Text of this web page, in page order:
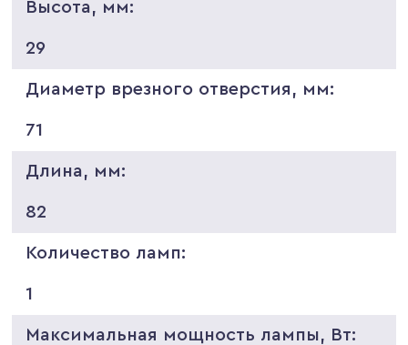
Высота, мм:
29
Диаметр врезного отверстия, мм:
71
Длина, мм:
82
Количество ламп:
1
Максимальная мощность лампы, Вт: